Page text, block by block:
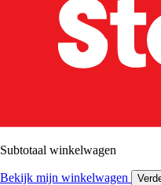
Subtotaal winkelwagen
Bekijk mijn winkelwagen